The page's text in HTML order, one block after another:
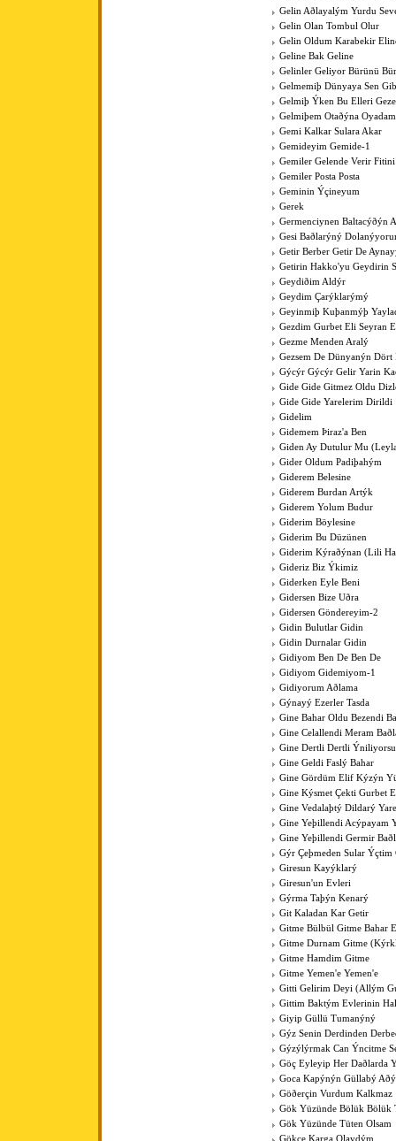
Gelin Aðlayalým Yurdu
Gelin Olan Tombul Olur
Gelin Oldum Karabekir
Geline Bak Geline
Gelinler Geliyor Bürünü
Gelmemiþ Dünyaya Sen
Gelmiþ Ýken Bu Elleri
Gelmiþem Otaðýna
Gemi Kalkar Sulara Akar
Gemideyim Gemide-1
Gemiler Gelende Verir Fitini
Gemiler Posta Posta
Geminin Ýçineyum
Gerek
Germenciynen Baltacýðýn
Gesi Baðlarýný
Getir Berber Getir De
Getirin Hakko'yu Geydirin
Geydiðim Aldýr
Geydim Çarýklarýmý
Geyinmiþ Kuþanmýþ
Gezdim Gurbet Eli Seyran
Gezme Menden Aralý
Gezsem De Dünyanýn Dört
Gýcýr Gýcýr Gelir Yarin
Gide Gide Gitmez Oldu
Gide Gide Yarelerim Dirildi
Gidelim
Gidemem Þiraz'a Ben
Giden Ay Dutulur Mu
Gider Oldum Padiþahým
Giderem Belesine
Giderem Burdan Artýk
Giderem Yolum Budur
Giderim Böylesine
Giderim Bu Düzünen
Giderim Kýraðýnan (Lili
Gideriz Biz Ýkimiz
Giderken Eyle Beni
Gidersen Bize Uðra
Gidersen Göndereyim-2
Gidin Bulutlar Gidin
Gidin Durnalar Gidin
Gidiyom Ben De Ben De
Gidiyom Gidemiyom-1
Gidiyorum Aðlama
Gýnayý Ezerler Tasda
Gine Bahar Oldu Bezendi
Gine Celallendi Meram
Gine Dertli Dertli
Gine Geldi Faslý Bahar
Gine Gördüm Elif Kýzýn
Gine Kýsmet Çekti Gurbet
Gine Vedalaþtý Dildarý
Gine Yeþillendi Acýpayam
Gine Yeþillendi Germir
Gýr Çeþmeden Sular Ýçtim
Giresun Kayýklarý
Giresun'un Evleri
Gýrma Taþýn Kenarý
Git Kaladan Kar Getir
Gitme Bülbül Gitme Bahar
Gitme Durnam Gitme
Gitme Hamdim Gitme
Gitme Yemen'e Yemen'e
Gitti Gelirim Deyi (Allým
Gittim Baktým Evlerinin
Giyip Güllü Tumanýný
Gýz Senin Derdinden
Gýzýlýrmak Can Ýncitme
Göç Eyleyip Her Daðlarda
Goca Kapýnýn Güllabý
Göðerçin Vurdum Kalkmaz
Gök Yüzünde Bölük Bölük
Gök Yüzünde Tüten Olsam